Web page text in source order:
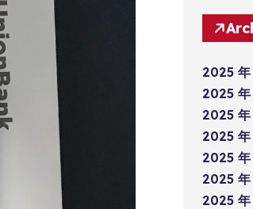
2025 年
2025 年
2025 年
2025 年
2025 年
2025 年
2025 年